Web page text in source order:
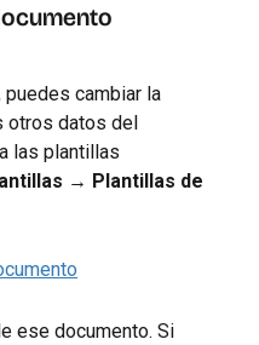
puedes cambiar la
otros datos del
las plantillas
→ Plantillas de
ese documento. Si